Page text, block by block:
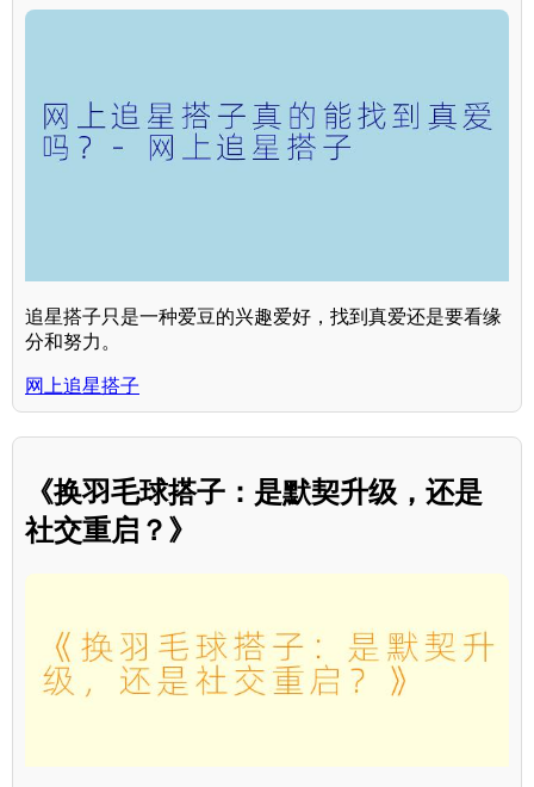
追星搭子只是一种爱豆的兴趣爱好，找到真爱还是要看缘
分和努力。
网上追星搭子
《换羽毛球搭子：是默契升级，还是
社交重启？》